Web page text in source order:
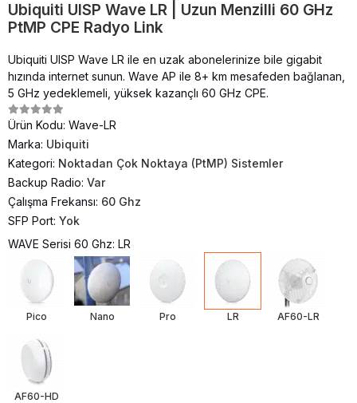
Ubiquiti UISP Wave LR | Uzun Menzilli 60 GHz
PtMP CPE Radyo Link
Ubiquiti UISP Wave LR ile en uzak abonelerinize bile gigabit
hızında internet sunun. Wave AP ile 8+ km mesafeden bağlanan,
5 GHz yedeklemeli, yüksek kazançlı 60 GHz CPE.
Ürün Kodu: Wave-LR
Marka: Ubiquiti
Kategori: Noktadan Çok Noktaya (PtMP) Sistemler
Backup Radio: Var
Çalışma Frekansı: 60 Ghz
SFP Port: Yok
WAVE Serisi 60 Ghz: LR
Pico Nano Pro LR AF60-LR
AF60-HD